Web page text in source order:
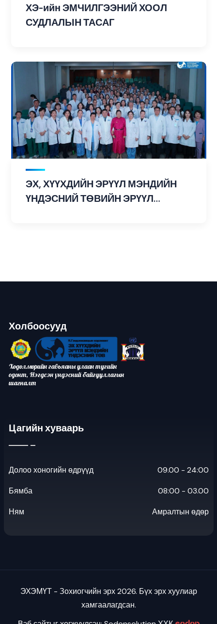
ХЭ-ийн ЭМЧИЛГЭЭНИЙ ХООЛ
СУДЛАЛЫН ТАСАГ
ЭХ, ХҮҮХДИЙН ЭРҮҮЛ МЭНДИЙН
ҮНДЭСНИЙ ТӨВИЙН ЭРҮҮЛ
Холбоосууд
Хөдөлмөрийн гавьяаны улаан тугийн
одонт, Нэгдсэн үндэсний байгууллагын
шагналт
Цагийн хуваарь
Долоо хоногийн өдрүүд 09.00 - 24:00
Бямба 08:00 - 03.00
Ням Амралтын өдөр
ЭХЭМҮТ - Зохиогчийн эрх 2026. Бүх эрх хуулиар
хамгаалагдсан.